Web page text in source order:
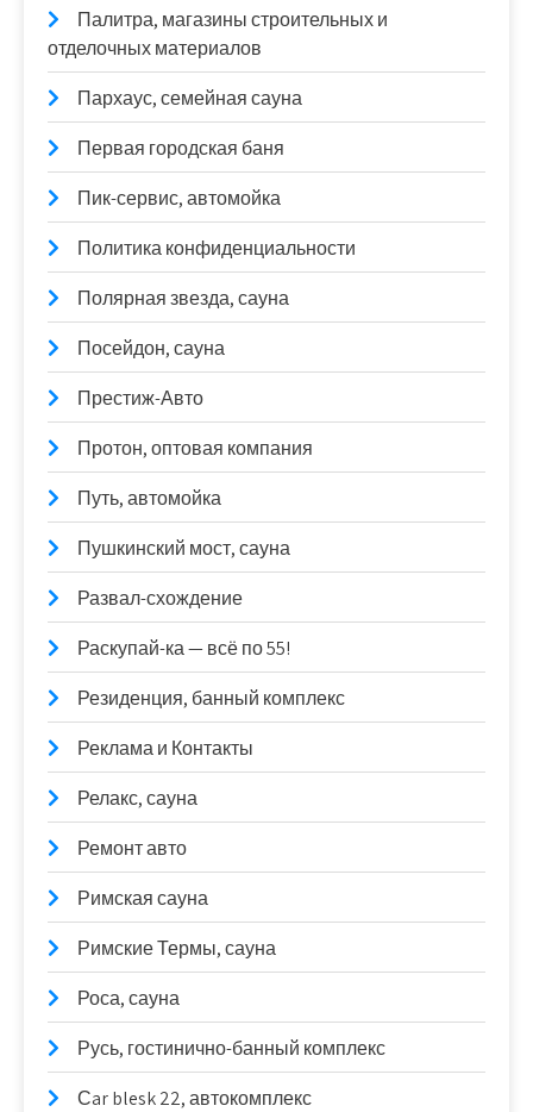
Палитра, магазины строительных и
отделочных материалов
Пархаус, семейная сауна
Первая городская баня
Пик-сервис, автомойка
Политика конфиденциальности
Полярная звезда, сауна
Посейдон, сауна
Престиж-Авто
Протон, оптовая компания
Путь, автомойка
Пушкинский мост, сауна
Развал-схождение
Раскупай-ка — всё по 55!
Резиденция, банный комплекс
Реклама и Контакты
Релакс, сауна
Ремонт авто
Римская сауна
Римские Термы, сауна
Роса, сауна
Русь, гостинично-банный комплекс
Сar blesk 22, автокомплекс